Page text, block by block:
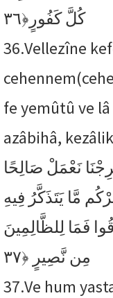
كُلَّ كَفُورٍ ﴿٣٦
36.Vellezîne
fe yemûtû ve
azâbihâ,
نَعْمَلْ صَالِحًا
مَّا يَتَذَكَّرُ فِيهِ
فَمَا لِلظَّالِمِينَ
مِن نَّصِيرٍ ﴿٣٧
37.Ve hum